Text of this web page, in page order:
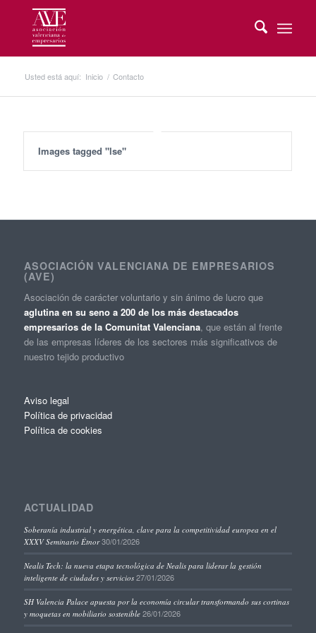
Usted está aquí: Inicio / Contacto
Images tagged "lse"
ASOCIACIÓN VALENCIANA DE EMPRESARIOS
(AVE)
Asociación de carácter voluntario y sin ánimo de lucro que
aglutina en su seno a 200 de los más destacados
empresarios de la Comunitat Valenciana, que están al frente
de las empresas líderes de los sectores más significativos de
nuestro tejido productivo
Aviso legal
Política de privacidad
Política de cookies
ACTUALIDAD
Soberanía industrial y energética, clave para la competitividad europea en el
XXXV Seminario Étnor 30/01/2026
Nealis Tech: la nueva etapa tecnológica de Nealis para liderar la gestión
inteligente de ciudades y servicios 27/01/2026
SH Valencia Palace apuesta por la economía circular transformando sus cortinas
y moquetas en mobiliario sostenible 26/01/2026